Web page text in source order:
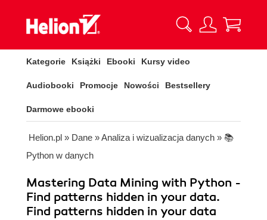
Kategorie Książki Ebooki Kursy video
Audiobooki Promocje Nowości Bestsellery
Darmowe ebooki
Helion.pl » Dane »Analiza i wizualizacja danych » 📚
Python w danych
Mastering Data Mining with Python -
Find patterns hidden in your data.
Find patterns hidden in your data